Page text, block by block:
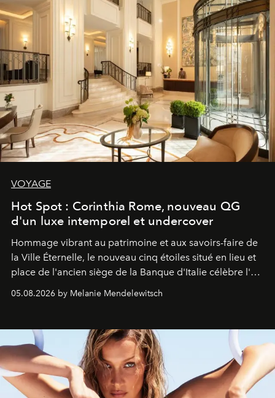
VOYAGE
Hot Spot : Corinthia Rome, nouveau QG
d'un luxe intemporel et undercover
Hommage vibrant au patrimoine et aux savoirs-faire de
la Ville Éternelle, le nouveau cinq étoiles situé en lieu et
place de l'ancien siège de la Banque d'Italie célèbre l'art
de vivre Romain dans toute son élégance intemporelle.
05.08.2026 by Melanie Mendelewitsch